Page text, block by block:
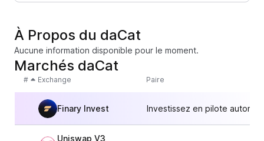
À Propos du daCat
Aucune information disponible pour le moment.
Marchés daCat
# Exchange Paire
Finary Invest Investissez en pilote
Uniswap V3